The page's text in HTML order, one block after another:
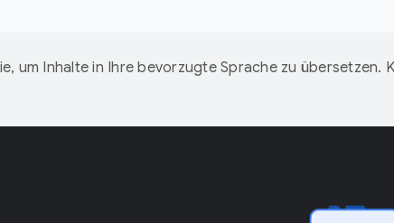
um Inhalte in Ihre bevorzugte Sprache zu übersetzen.